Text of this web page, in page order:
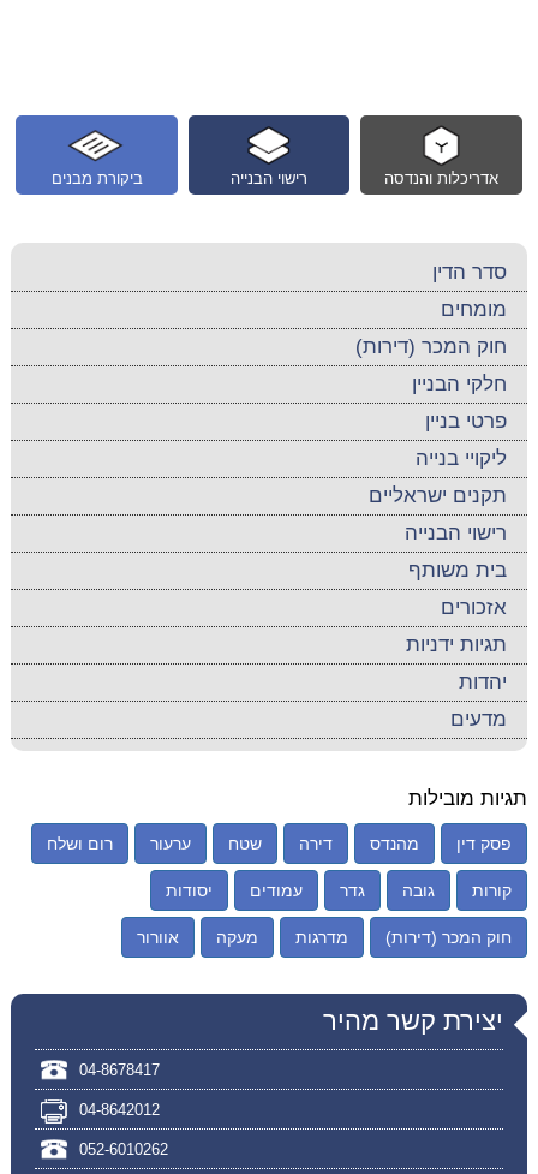
ביקורת מבנים רישוי הבנייה אדריכלות והנדסה
סדר הדין
מומחים
חוק המכר (דירות)
חלקי הבניין
פרטי בניין
ליקויי בנייה
תקנים ישראליים
רישוי הבנייה
בית משותף
אזכורים
תגיות ידניות
יהדות
מדעים
תגיות מובילות
פסק דין מהנדס דירה שטח ערעור רום ושלח
קורות גובה גדר עמודים יסודות
חוק המכר (דירות) מדרגות מעקה אוורור
יצירת קשר מהיר
04-8678417
04-8642012
052-6010262